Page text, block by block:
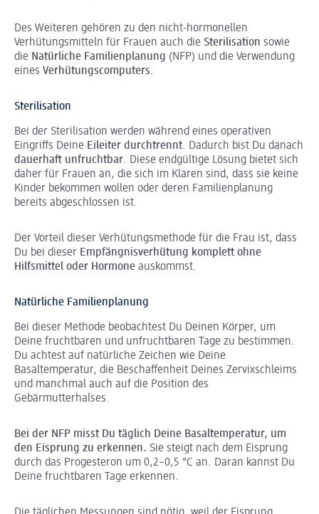
Des Weiteren gehören zu den nicht-hormonellen
Verhütungsmitteln für Frauen auch die Sterilisation sowie
die Natürliche Familienplanung (NFP) und die Verwendung
eines Verhütungscomputers.
Sterilisation
Bei der Sterilisation werden während eines operativen
Eingriffs Deine Eileiter durchtrennt. Dadurch bist Du danach
dauerhaft unfruchtbar. Diese endgültige Lösung bietet sich
daher für Frauen an, die sich im Klaren sind, dass sie keine
Kinder bekommen wollen oder deren Familienplanung
bereits abgeschlossen ist.
Der Vorteil dieser Verhütungsmethode für die Frau ist, dass
Du bei dieser Empfängnisverhütung komplett ohne
Hilfsmittel oder Hormone auskommst.
Natürliche Familienplanung
Bei dieser Methode beobachtest Du Deinen Körper, um
Deine fruchtbaren und unfruchtbaren Tage zu bestimmen.
Du achtest auf natürliche Zeichen wie Deine
Basaltemperatur, die Beschaffenheit Deines Zervixschleims
und manchmal auch auf die Position des
Gebärmutterhalses.
Bei der NFP misst Du täglich Deine Basaltemperatur, um
den Eisprung zu erkennen. Sie steigt nach dem Eisprung
durch das Progesteron um 0,2–0,5 °C an. Daran kannst Du
Deine fruchtbaren Tage erkennen.